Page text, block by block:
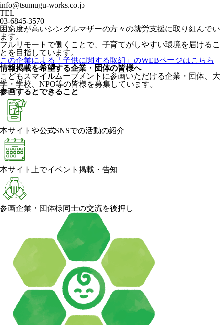
info@tsumugu-works.co.jp
TEL
03-6845-3570
困窮度が高いシングルマザーの方々の就労支援に取り組んでい
ます。
フルリモートで働くことで、子育てがしやすい環境を届けるこ
とを目指しています。
この企業による「子供に関する取組」のWEBページはこちら
情報掲載を希望する企業・団体の皆様へ
こどもスマイルムーブメントに参画いただける企業・団体、大
学・学校、NPO等の皆様を募集しています。
参画するとできること
本サイトや公式SNSでの活動の紹介
本サイト上でイベント掲載・告知
参画企業・団体様同士の交流を後押し